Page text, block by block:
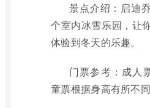
景点介绍：启迪
个室内冰雪乐园，让
体验到冬天的乐趣。
门票参考：成人
童票根据身高有所不同